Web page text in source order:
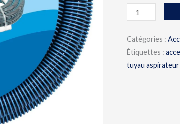
Catégories :
Étiquettes :
tuyau